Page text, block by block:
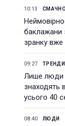
10:13 СМАЧНО
баклажани
зранку вже
09:27 ТРЕНДИ
Лише люди
знаходять
усього 40
08:40 ЛЮДИ